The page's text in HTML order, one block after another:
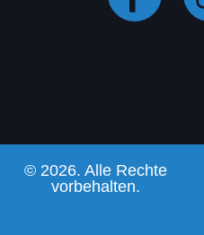
© 2026. Alle Rechte
vorbehalten.